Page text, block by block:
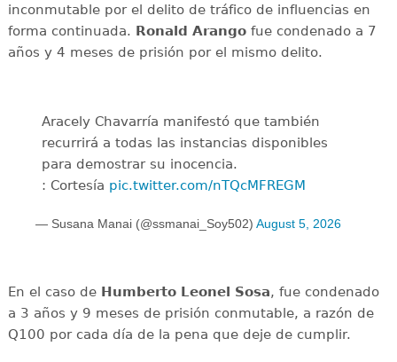
inconmutable por el delito de tráfico de influencias en
forma continuada. Ronald Arangofue condenado a 7
años y 4 meses de prisión por el mismo delito.
Aracely Chavarría manifestó que también
recurrirá a todas las instancias disponibles
para demostrar su inocencia.
: Cortesía pic.twitter.com/nTQcMFREGM
— Susana Manai (@ssmanai_Soy502) August 5, 2026
En el caso de Humberto Leonel Sosa, fue condenado
a 3 años y 9 meses de prisión conmutable, a razón de
Q100 por cada día de la pena que deje de cumplir.